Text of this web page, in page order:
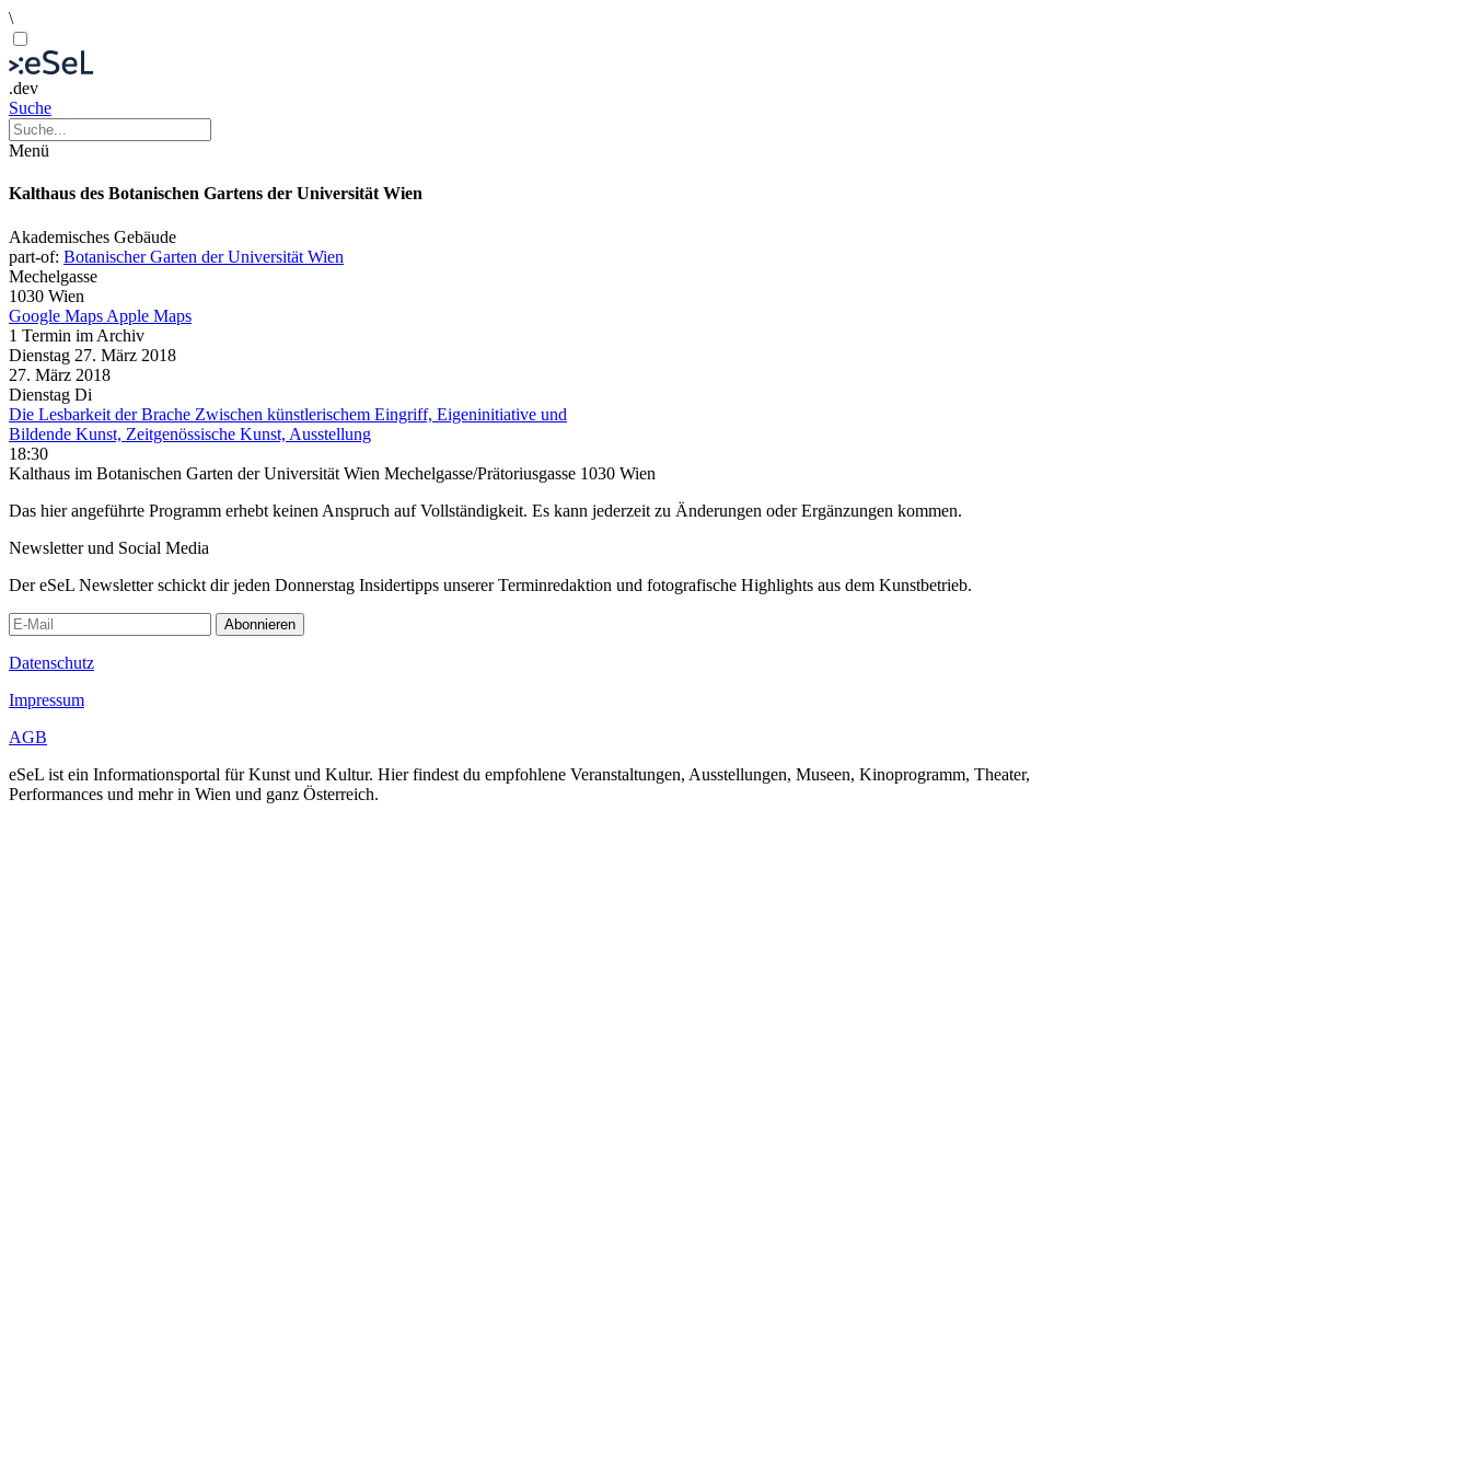
\
.dev
Suche
Menü
Kalthaus des Botanischen Gartens der Universität Wien
Akademisches Gebäude
part-of: Botanischer Garten der Universität Wien
Mechelgasse
1030 Wien
Google Maps Apple Maps
1 Termin im Archiv
Dienstag 27. März 2018
27. März 2018
Dienstag Di
Die Lesbarkeit der Brache Zwischen künstlerischem Eingriff, Eigeninitiative und
Bildende Kunst, Zeitgenössische Kunst, Ausstellung
18:30
Kalthaus im Botanischen Garten der Universität Wien Mechelgasse/Prätoriusgasse 1030 Wien
Das hier angeführte Programm erhebt keinen Anspruch auf Vollständigkeit. Es kann jederzeit zu Änderungen oder Ergänzungen kommen.
Newsletter und Social Media
Der eSeL Newsletter schickt dir jeden Donnerstag Insidertipps unserer Terminredaktion und fotografische Highlights aus dem Kunstbetrieb.
Abonnieren
Datenschutz
Impressum
AGB
eSeL ist ein Informationsportal für Kunst und Kultur. Hier findest du empfohlene Veranstaltungen, Ausstellungen, Museen, Kinoprogramm, Theater,
Performances und mehr in Wien und ganz Österreich.